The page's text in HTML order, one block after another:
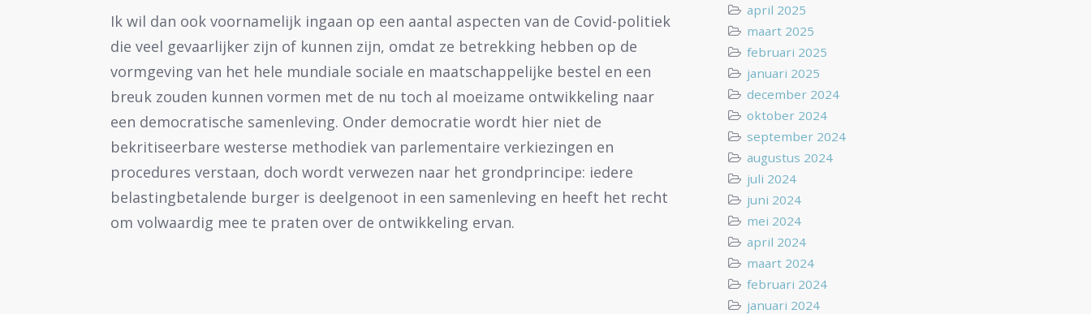
Ik wil dan ook voornamelijk ingaan op een aantal aspecten van de Covid-politiek
die veel gevaarlijker zijn of kunnen zijn, omdat ze betrekking hebben op de
vormgeving van het hele mundiale sociale en maatschappelijke bestel en een
breuk zouden kunnen vormen met de nu toch al moeizame ontwikkeling naar
een democratische samenleving. Onder democratie wordt hier niet de
bekritiseerbare westerse methodiek van parlementaire verkiezingen en
procedures verstaan, doch wordt verwezen naar het grondprincipe: iedere
belastingbetalende burger is deelgenoot in een samenleving en heeft het recht
om volwaardig mee te praten over de ontwikkeling ervan.
april 2025
maart 2025
februari 2025
januari 2025
december 2024
oktober 2024
september 2024
augustus 2024
juli 2024
juni 2024
mei 2024
april 2024
maart 2024
februari 2024
januari 2024